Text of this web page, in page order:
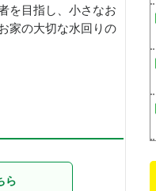
を目指し、小さなお
家の大切な水回りの
ら